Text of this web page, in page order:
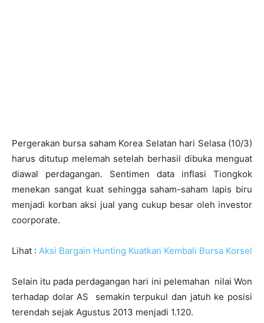
Pergerakan bursa saham Korea Selatan hari Selasa (10/3)
harus ditutup melemah setelah berhasil dibuka menguat
diawal perdagangan. Sentimen data inflasi Tiongkok
menekan sangat kuat sehingga saham-saham lapis biru
menjadi korban aksi jual yang cukup besar oleh investor
coorporate.
Lihat : Aksi Bargain Hunting Kuatkan Kembali Bursa Korsel
Selain itu pada perdagangan hari ini pelemahan nilai Won
terhadap dolar AS semakin terpukul dan jatuh ke posisi
terendah sejak Agustus 2013 menjadi 1.120.